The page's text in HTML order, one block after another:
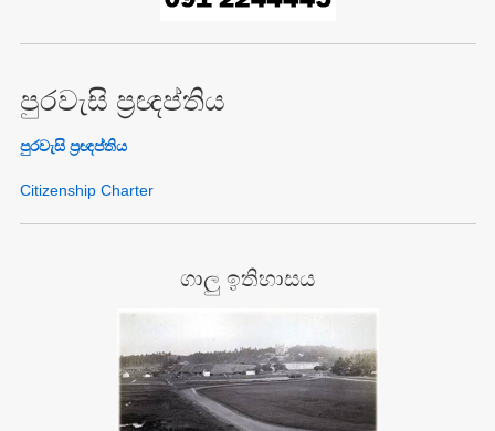
පුරවැසි ප්‍රඥප්තිය
පුරවැසි ප්‍රඥප්තිය
Citizenship Charter
ගාලු ඉතිහාසය